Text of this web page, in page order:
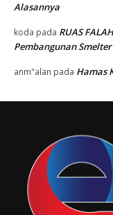
Alasannya
koda pada RUAS
Pembangunan
anm"alan pada Hamas